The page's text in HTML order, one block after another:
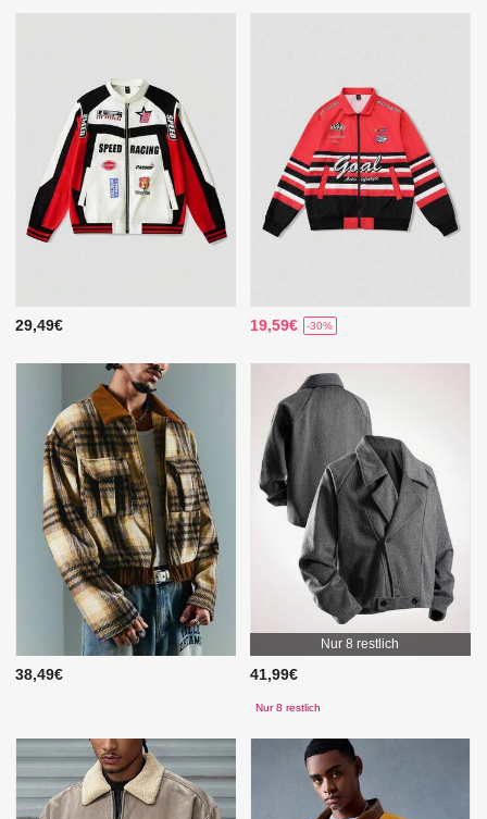
29,49€ 19,59€ -30%
38,49€
Nur 8 restlich
41,99€
Nur 8 restlich